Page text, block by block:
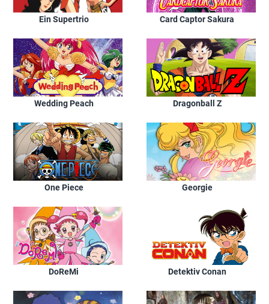
Ein Supertrio Card Captor Sakura
Wedding Peach Dragonball Z
One Piece Georgie
DoReMi Detektiv Conan